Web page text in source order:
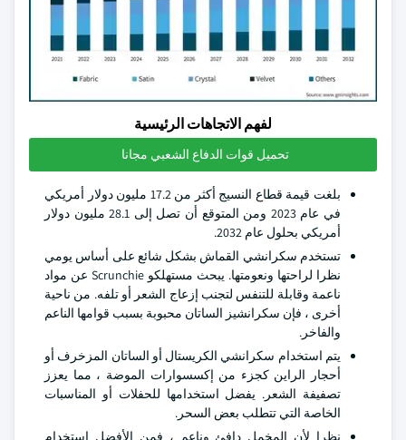
لفهم الاتجاهات الرئيسية
تحميل قوات الدفاع الشعبي مجانا
بلغت قيمة قطاع النسيج أكثر من 17.2 مليون دولار أمريكي
في عام 2023 ومن المتوقع أن تصل إلى 28.1 مليون دولار
أمريكي بحلول عام 2032.
تستخدم سكرانشي القماش بشكل شائع على أساس يومي
نظرا لراحتها ونعومتها. يبحث مستهلكو Scrunchie عن مواد
ناعمة وقابلة للتنفس لتجنب إزعاج الشعر أو تلفه. من ناحية
أخرى ، فإن سكرانشيز الساتان محبوبة بسبب قوامها الناعم
والفاخر.
يتم استخدام سكرانشي الكريستال أو الساتان المزخرف أو
أحجار الراين كجزء من إكسسوارات الموضة ، مما يعزز
تصفيفة الشعر. يفضل استخدامها للحفلات أو المناسبات
الخاصة التي تتطلب بعض السحر.
نظرا لأن المخمل دافئ وناعم ، فمن الأفضل استخدام